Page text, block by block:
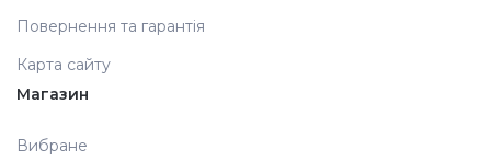
Повернення та гарантія
Карта сайту
Магазин
Вибране